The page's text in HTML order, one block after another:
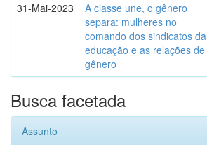
31-Mai-2023
A classe une, o gênero
separa: mulheres no
comando dos sindicatos da
educação e as relações de
gênero
Busca facetada
Assunto